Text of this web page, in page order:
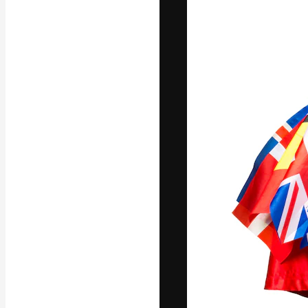
La
migliori lavori.
creativi,
Copyright ©